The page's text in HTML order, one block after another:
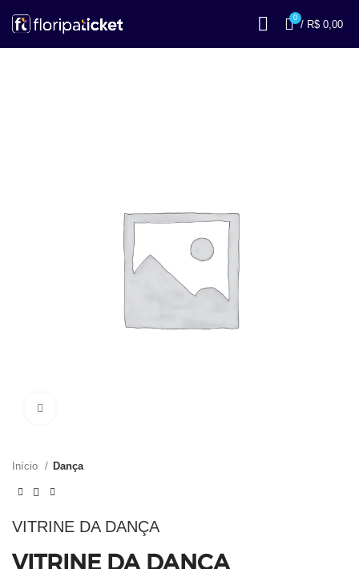
0
/ R$ 0,00
Início Dança
VITRINE DA DANÇA